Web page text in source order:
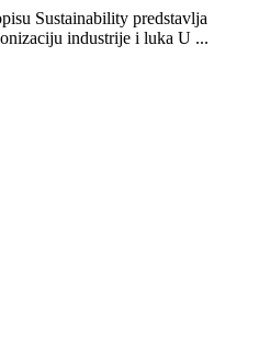
Sustainability predstavlja
industrije i luka U ...